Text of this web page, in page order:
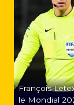
François
le Mondial